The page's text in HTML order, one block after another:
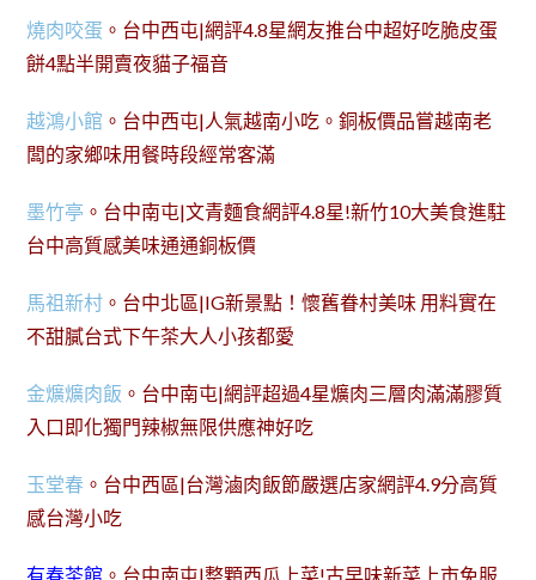
燒肉咬蛋 。台中西屯|網評4.8星網友推台中超好吃脆皮蛋
餅4點半開賣夜貓子福音
越鴻小館 。台中西屯|人氣越南小吃。銅板價品嘗越南老
闆的家鄉味用餐時段經常客滿
墨竹亭 。台中南屯|文青麵食網評4.8星!新竹10大美食進駐
台中高質感美味通通銅板價
馬祖新村 。台中北區|IG新景點！懷舊眷村美味 用料實在
不甜膩台式下午茶大人小孩都愛
金爌爌肉飯 。台中南屯|網評超過4星爌肉三層肉滿滿膠質
入口即化獨門辣椒無限供應神好吃
玉堂春 。台中西區|台灣滷肉飯節嚴選店家網評4.9分高質
感台灣小吃
有春茶館 。台中南屯|整顆西瓜上菜!古早味新菜上市免服